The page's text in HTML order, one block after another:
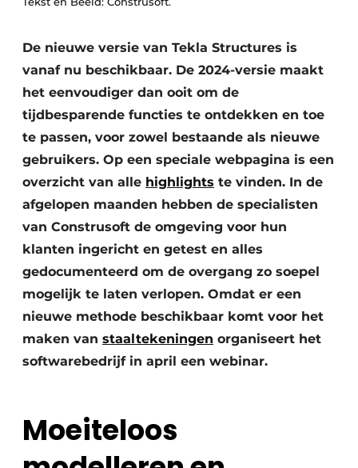
Privacy / Cookie statement
Video’s
De nieuwe versie van Tekla Structures is
vanaf nu beschikbaar. De 2024-versie maakt
het eenvoudiger dan ooit om de
tijdbesparende functies te ontdekken en toe
te passen, voor zowel bestaande als nieuwe
gebruikers. Op een speciale webpagina is een
overzicht van alle highlights te vinden. In de
afgelopen maanden hebben de specialisten
van Construsoft de omgeving voor hun
klanten ingericht en getest en alles
gedocumenteerd om de overgang zo soepel
mogelijk te laten verlopen. Omdat er een
nieuwe methode beschikbaar komt voor het
maken van staaltekeningen organiseert het
softwarebedrijf in april een webinar.
Moeiteloos